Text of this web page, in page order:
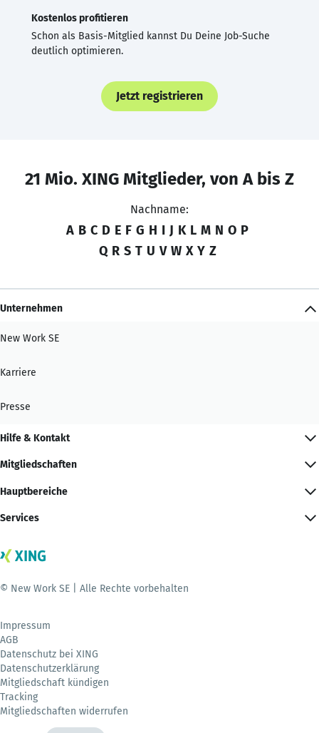
Kostenlos profitieren
Schon als Basis-Mitglied kannst Du Deine Job-Suche
deutlich optimieren.
Jetzt registrieren
21 Mio. XING Mitglieder, von A bis Z
Nachname:
A B C D E F G H I J K L M N O P
Q R S T U V W X Y Z
Unternehmen
New Work SE
Karriere
Presse
Hilfe & Kontakt
Mitgliedschaften
Hauptbereiche
Services
© New Work SE | Alle Rechte vorbehalten
Impressum
AGB
Datenschutz bei XING
Datenschutzerklärung
Mitgliedschaft kündigen
Tracking
Mitgliedschaften widerrufen